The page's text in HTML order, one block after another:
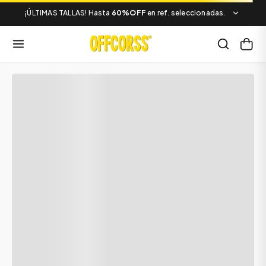
¡ÚLTIMAS TALLAS! Hasta 60%OFF en ref. seleccionadas.